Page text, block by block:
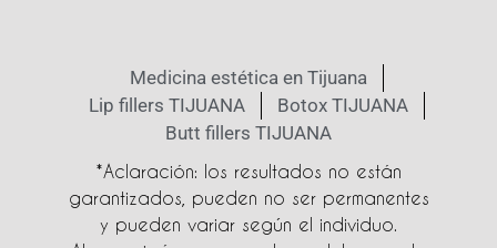
Medicina estética en Tijuana
Lip fillers TIJUANA
Botox TIJUANA
Butt fillers TIJUANA
*Aclaración: los resultados no están
garantizados, pueden no ser permanentes
y pueden variar según el individuo.